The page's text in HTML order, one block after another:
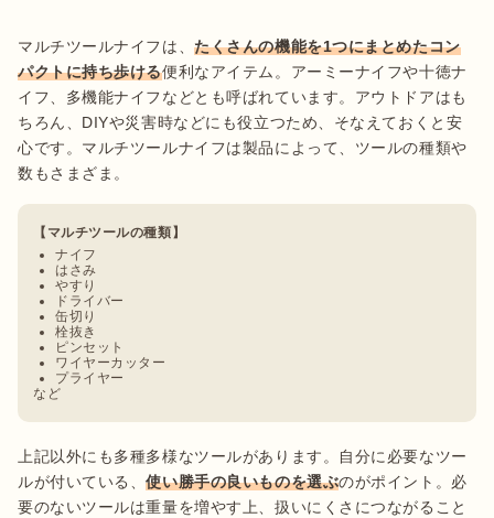
マルチツールナイフは、たくさんの機能を1つにまとめたコン
パクトに持ち歩ける便利なアイテム。アーミーナイフや十徳ナ
イフ、多機能ナイフなどとも呼ばれています。アウトドアはも
ちろん、DIYや災害時などにも役立つため、そなえておくと安
心です。マルチツールナイフは製品によって、ツールの種類や
【マルチツールの種類】
ナイフ
はさみ
やすり
ドライバー
缶切り
栓抜き
ピンセット
ワイヤーカッター
プライヤー
など
上記以外にも多種多様なツールがあります。自分に必要なツー
ルが付いている、使い勝手の良いものを選ぶのがポイント。必
要のないツールは重量を増やす上、扱いにくさにつながること